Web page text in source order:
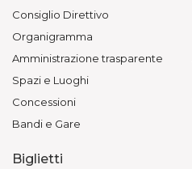
Consiglio Direttivo
Organigramma
Amministrazione trasparente
Spazi e Luoghi
Concessioni
Bandi e Gare
Biglietti